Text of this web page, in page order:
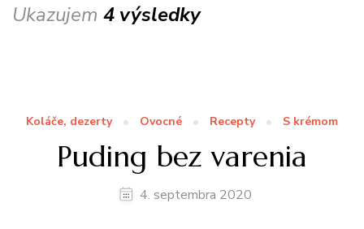
Ukazujem 4 výsledky
Koláče, dezerty Ovocné Recepty S krémom
Puding bez varenia
4. septembra 2020